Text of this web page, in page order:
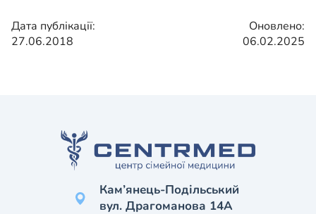
Дата публікації:
27.06.2018
Оновлено:
06.02.2025
Кам’янець-Подільський
вул. Драгоманова 14А